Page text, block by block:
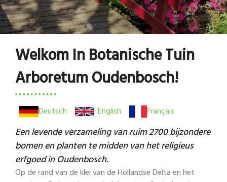
Welkom In Botanische Tuin
Arboretum Oudenbosch!
Deutsch English Français
Een levende verzameling van ruim 2700 bijzondere
bomen en planten te midden van het religieus
erfgoed in Oudenbosch.
Op de rand van de klei van de Hollandse Delta en het